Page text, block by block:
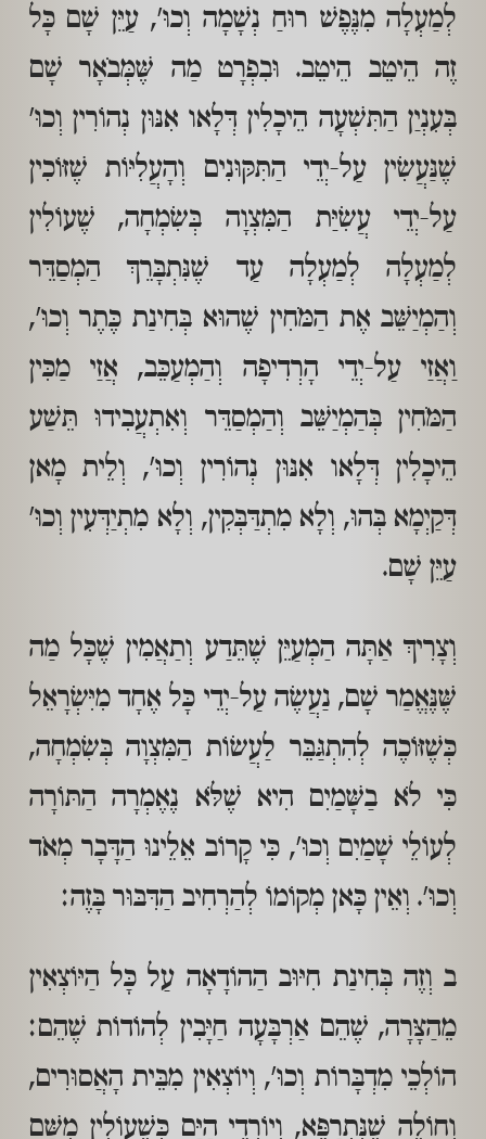
לְמַעְלָה מִנֶּפֶשׁ רוּחַ נְשָׁמָה וְכוּ', עַיֵּן שָׁם כָּל
זֶה הֵיטֵב הֵיטֵב. וּבִפְרָט מַה שֶּׁמְּבֹאָר שָׁם
בְּעִנְיַן הַתִּשְׁעָה הֵיכָלִין דְּלָאו אִנּוּן נְהוֹרִין וְכוּ'
שֶׁנַּעֲשִׂין עַל-יְדֵי הַתִּקּוּנִים וְהָעֲלִיּוֹת שֶׁזּוֹכִין
עַל-יְדֵי עֲשִׂיַּת הַמִּצְוָה בְּשִׂמְחָה, שֶׁעוֹלִין
לְמַעְלָה לְמַעְלָה עַד שֶׁנִּתְבָּרֵךְ הַמְסַדֵּר
וְהַמְיַשֵּׁב אֶת הַמֹּחִין שֶׁהוּא בְּחִינַת כֶּתֶר וְכוּ',
וַאֲזַי עַל-יְדֵי הָרְדִיפָה וְהַמְעַכֵּב, אֲזַי מַכִּין
הַמֹּחִין בְּהַמְיַשֵּׁב וְהַמְסַדֵּר וְאִתְעֲבִידוּ תֵּשַׁע
הֵיכָלִין דְּלָאו אִנּוּן נְהוֹרִין וְכוּ', וְלֵית מָאן
דְּקַיְמָא בְּהוּ, וְלָא מִתְדַּבְּקִין, וְלָא מִתְיַדְּעִין וְכוּ'
עַיֵּן שָׁם.
וְצָרִיךְ אַתָּה הַמְעַיֵּן שֶׁתֵּדַע וְתַאֲמִין שֶׁכָּל מַה
שֶּׁנֶּאֱמַר שָׁם, נַעֲשֶׂה עַל-יְדֵי כָּל אֶחָד מִיִּשְׂרָאֵל
כְּשֶׁזּוֹכֶה לְהִתְגַּבֵּר לַעֲשׂוֹת הַמִּצְוָה בְּשִׂמְחָה,
כִּי לֹא בַשָּׁמַיִם הִיא שֶׁלֹּא נֶאֶמְרָה הַתּוֹרָה
לְעוֹלֵי שָׁמַיִם וְכוּ', כִּי קָרוֹב אֵלֵינוּ הַדָּבָר מְאֹד
וְכוּ'. וְאֵין כָּאן מְקוֹמוֹ לְהַרְחִיב הַדִּבּוּר בָּזֶה:
ב וְזֶה בְּחִינַת חִיּוּב הַהוֹדָאָה עַל כָּל הַיּוֹצְאִין
מֵהַצָּרָה, שֶׁהֵם אַרְבָּעָה חַיָּבִין לְהוֹדוֹת שֶׁהֵם:
הוֹלְכֵי מִדְבָּרוֹת וְכוּ', וְיוֹצְאִין מִבֵּית הָאֲסוּרִים,
וְחוֹלֶה שֶׁנִּתְרַפֵּא, וְיוֹרְדֵי הַיָּם כְּשֶׁעוֹלִין מִשָּׁם